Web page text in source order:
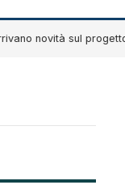
sul progetto di vita